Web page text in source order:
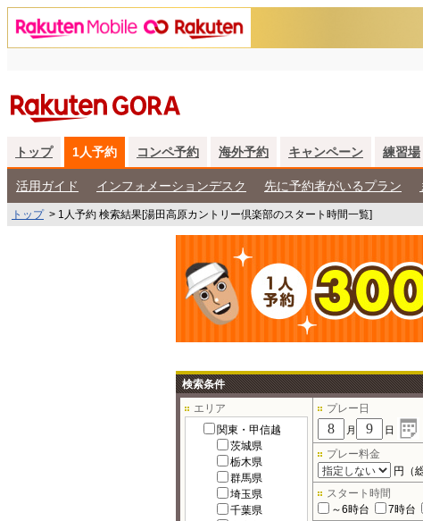
トップ 1人予約 コンペ予約 海外予約 キャンペーン 練習場
活用ガイド インフォメーションデスク 先に予約者がいるプラン
トップ> 1人予約 検索結果[湯田高原カントリー倶楽部のスタート時間一覧]
検索条件
エリア
関東・甲信越
茨城県
栃木県
群馬県
埼玉県
千葉県
プレー日
月 日
プレー料金
円（
スタート時間
～6時台
7時台